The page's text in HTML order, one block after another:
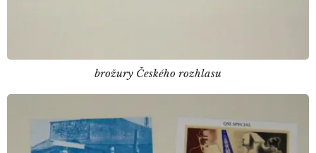
brožury Českého rozhlasu